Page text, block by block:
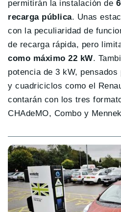
permitirán la instalación de
recarga pública. Unas
con la peculiaridad de
de recarga rápida, pero
como máximo 22 kW.
potencia de 3 kW,
y cuadriciclos como el
contarán con los tres
CHAdeMO, Combo y